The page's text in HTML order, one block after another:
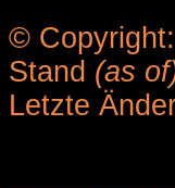
©
Stand (as
Letzte